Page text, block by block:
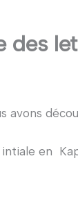
des
avons
en